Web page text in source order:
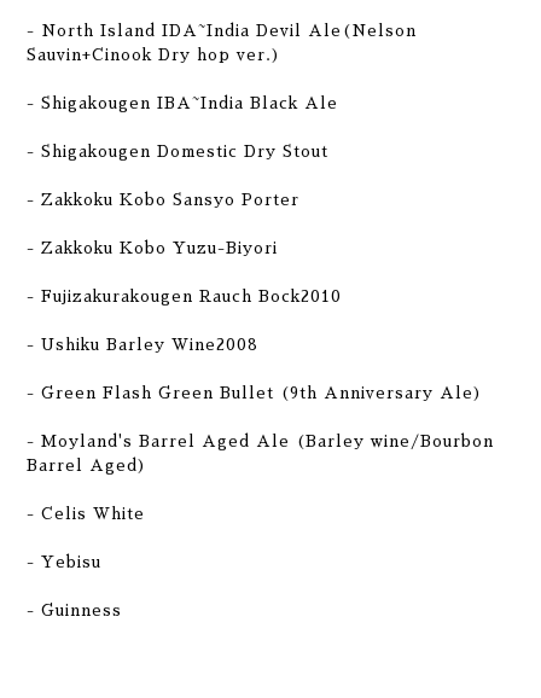
- North Island IDA~India Devil Ale(Nelson
Sauvin+Cinook Dry hop ver.)
- Shigakougen IBA~India Black Ale
- Shigakougen Domestic Dry Stout
- Zakkoku Kobo Sansyo Porter
- Zakkoku Kobo Yuzu-Biyori
- Fujizakurakougen Rauch Bock2010
- Ushiku Barley Wine2008
- Green Flash Green Bullet (9th Anniversary Ale)
- Moyland's Barrel Aged Ale (Barley wine/Bourbon
Barrel Aged)
- Celis White
- Yebisu
- Guinness